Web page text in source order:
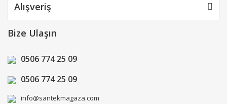
Alışveriş
Bize Ulaşın
0506 774 25 09
0506 774 25 09
info@santekmagaza.com